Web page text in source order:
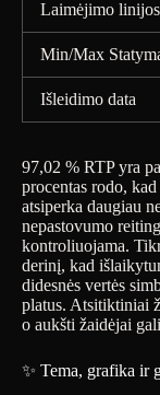
Laimėjimo linijos
Min/Max
Išleidimo data
97,02 % RTP yra
procentas rodo,
atsiperka daugiau
nepastovumo
kontroliuojama.
derinį, kad
didesnės vertės
platus. Atsitiktiniai
o aukšti žaidėjai
✨ Tema, grafika ir